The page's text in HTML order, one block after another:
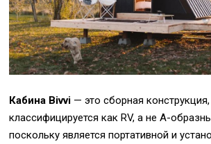
Кабина Bivvi — это сборная
классифицируется как RV, а не A-
поскольку является портативной и